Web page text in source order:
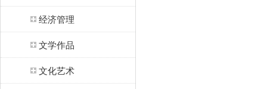
经济管理
文学作品
文化艺术